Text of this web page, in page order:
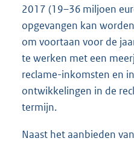
2017 (19–36 miljoen
opgevangen kan
om voortaan voor de
te werken met een
reclame-inkomsten en
ontwikkelingen in de
termijn.
Naast het aanbieden